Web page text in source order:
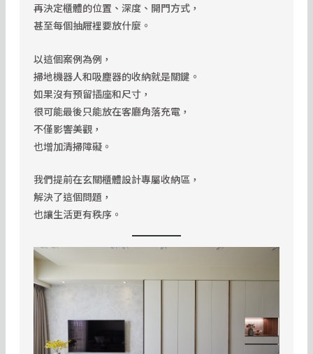
再決定櫃體的位置、深度、開門方式，
甚至每個抽屜裡要放什麼。
以這個案例為例，
掃地機器人和吸塵器的收納就是關鍵。
如果沒有預留插座和尺寸，
很可能最後只能放在客廳角落充電，
不僅影響美觀，
也增加清掃障礙。
我們提前在玄關櫃體設計專屬收納區，
解決了這個問題，
也讓生活更有秩序。